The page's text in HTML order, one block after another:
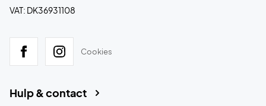
VAT: DK36931108
Cookies
Hulp & contact